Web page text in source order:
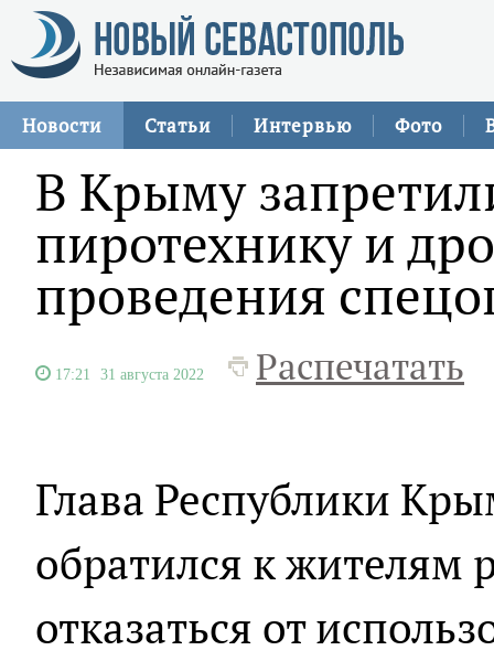
Новости Статьи Интервью Фото
В Крыму
пиротехнику и
проведения
17:21 31 августа 2022 Распечатать
Глава Республики
обратился к жителям
отказаться от